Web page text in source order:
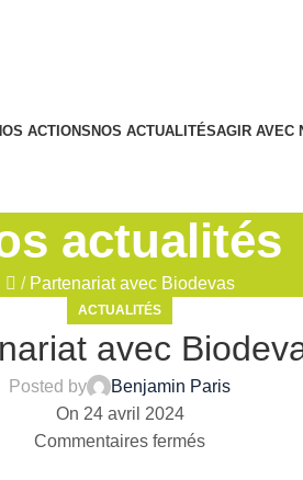
ACTIONSNOS ACTUALITÉSAGIR AVEC
actualités
/ Partenariat avec Biodevas
ACTUALITÉS
avec
Posted by
Benjamin Paris
On 24 avril 2024
Commentaires fermés